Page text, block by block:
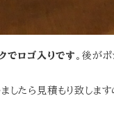
でロゴ入りです。後が
たら見積もり致しま